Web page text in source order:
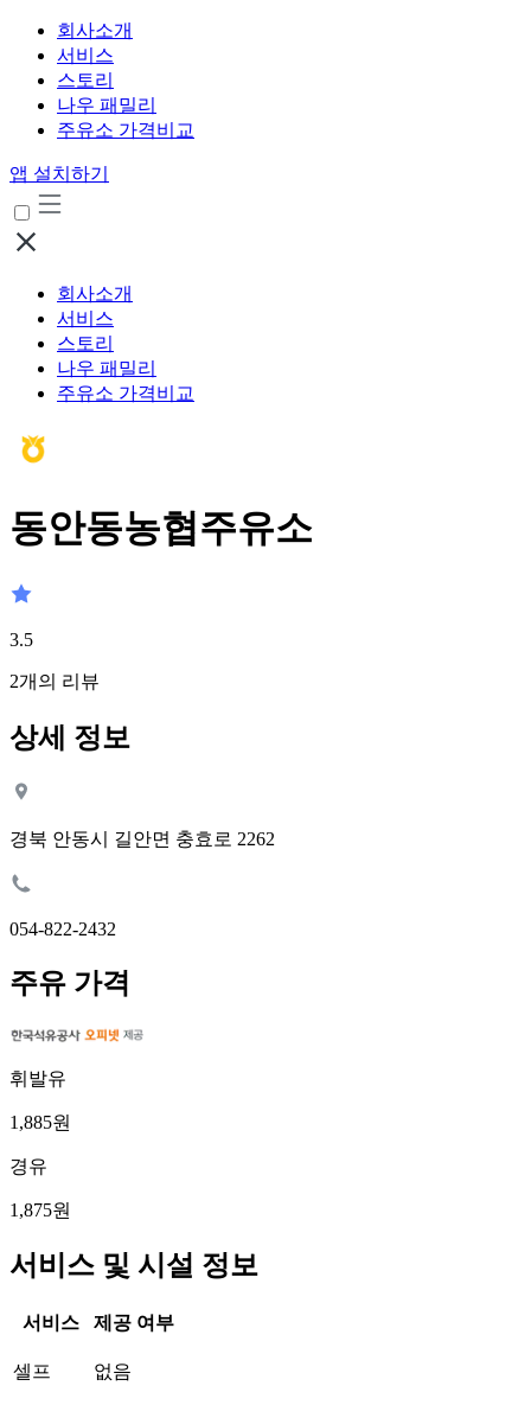
회사소개
서비스
스토리
나우 패밀리
주유소 가격비교
앱 설치하기
회사소개
서비스
스토리
나우 패밀리
주유소 가격비교
동안동농협주유소
3.5
2개의 리뷰
상세 정보
경북 안동시 길안면 충효로 2262
054-822-2432
주유 가격
휘발유
1,885원
경유
1,875원
서비스 및 시설 정보
서비스 제공 여부
셀프 없음